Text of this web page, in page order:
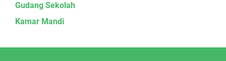
Gudang Sekolah
Kamar Mandi